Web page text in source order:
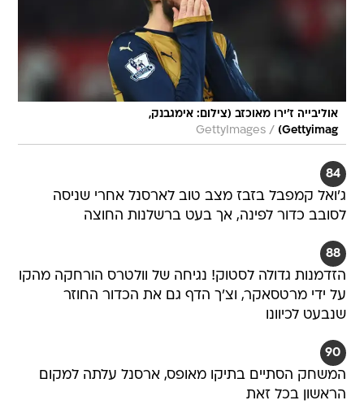
אוליבייה ז'ירו מאוכזב (צילום: אימגבנק,
Gettyimag)
/
GettyImages
84
ג'ואל קמפבל בזבז מצב טוב לארסנל אחרי שניסה
לסובב כדור לפינה, אך בעט ברשלנות החוצה
88
הזדמנות גדולה לסטוק! נגיחה של וולטרס הורחקה מהקו
על ידי מרטסאקר, וצ'ך הדף גם את הכדור החוזר
שנבעט לכיוונו
90
המשחק הסתיים בתיקו מאופס, ארסנל עלתה למקום
הראשון בכל זאת